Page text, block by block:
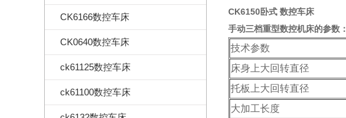
CK6166数控车床
CK0640数控车床
ck61125数控车床
ck61100数控车床
CK6150卧式 数控车床
手动三档重型数控机床的参数：
技术参数
床身上大回转直径
托板上大回转直径
大加工长度